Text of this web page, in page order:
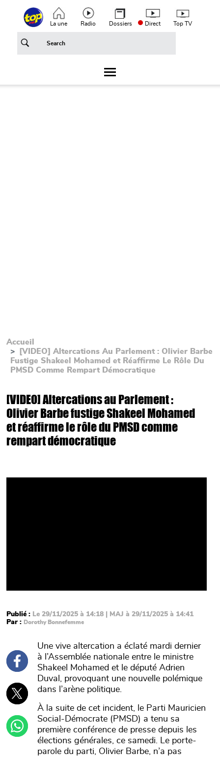
Aller au contenu principalTop header menu
La une Radio Dossiers Direct Top TV
Accueil
[VIDEO] Altercations Au Parlement : Olivier Barbe
Fustige Shakeel Mohamed et Réaffirme Le Rôle Du
PMSD Comme Rempart Démocratique
[VIDEO] Altercations au Parlement :
Olivier Barbe fustige Shakeel Mohamed
et réaffirme le rôle du PMSD comme
rempart démocratique
Publié : Le 29/11/2025 à 14:18 | MAJ à 29/11/2025 à 14:41
Par : Dorothy Bonnefemme
Une vive altercation a éclaté mardi dernier
à l’Assemblée nationale entre le ministre
Shakeel Mohamed et le député Adrien
Duval, provoquant une nouvelle polémique
dans l’arène politique.
À la suite de cet incident, le Parti Mauricien
Social-Démocrate (PMSD) a tenu sa
première conférence de presse depuis les
élections générales, ce samedi. Le porte-
parole du parti, Olivier Barbe, n’a pas